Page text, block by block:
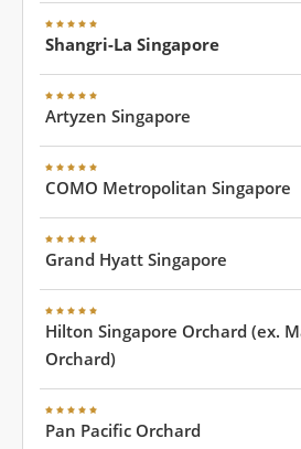
Shangri-La Singapore
Artyzen Singapore
COMO Metropolitan Singapore
Grand Hyatt Singapore
Hilton Singapore Orchard (ex.
Orchard)
Pan Pacific Orchard